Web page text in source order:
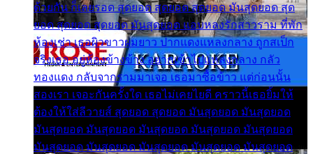
ด้วยกัน ก็เลยรอด สุดยอด สุดยอด สุดยอด มันสุดยอด สุด
ยอด สุดยอด สุดยอด มันสุดยอด แอบหลงรักสาวราม ที่พัก
ห้องเช่า เธอผิวขาวผมยาว ปากแดงแหลงกลาง ถูกสเป็ก
จริงเธอ อยู่ห้องข้างข้าง อยากเข้าไปแหลงกลาง กลัว
ทองแดง กลับจากรามมาเจอ เธอมาซื้อข้าว แต่ก่อนนั้น
สองเรา เจอะกันครั้งใด เธอไม่เคยไยดี คราวนี้เธอยิ้มให้
ต้องให้ใส่ลีวายส์ สุดยอด สุดยอด มันสุดยอด มันสุดยอด
มันสุดยอด มันสุดยอด มันสุดยอด มันสุดยอด มันสุดยอด
มันสุดยอด มันสุดยอด มันสุดยอด มันสุดยอด มันสุดยอด